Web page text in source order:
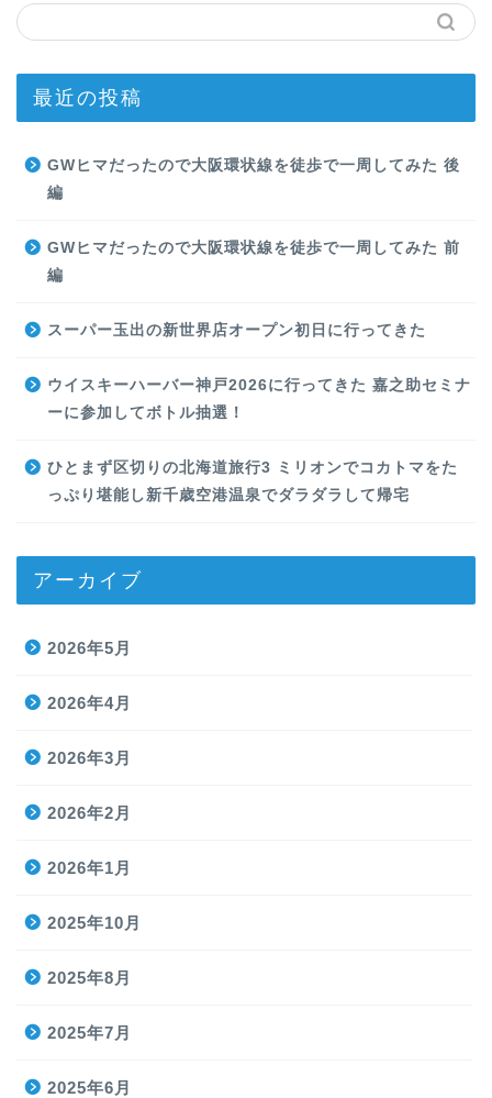
最近の投稿
GWヒマだったので大阪環状線を徒歩で一周してみた 後
編
GWヒマだったので大阪環状線を徒歩で一周してみた 前
編
スーパー玉出の新世界店オープン初日に行ってきた
ウイスキーハーバー神戸2026に行ってきた 嘉之助セミナ
ーに参加してボトル抽選！
ひとまず区切りの北海道旅行3 ミリオンでコカトマをた
っぷり堪能し新千歳空港温泉でダラダラして帰宅
アーカイブ
2026年5月
2026年4月
2026年3月
2026年2月
2026年1月
2025年10月
2025年8月
2025年7月
2025年6月